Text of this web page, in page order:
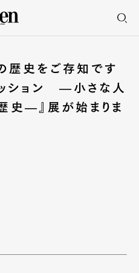
歴史をご存知です
ッション —小さな人
史—』展が始まりま